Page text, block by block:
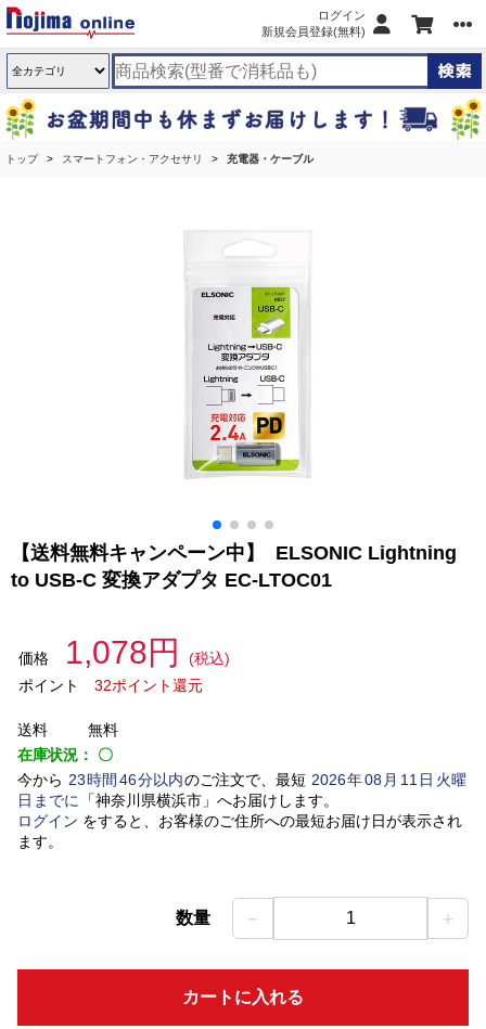
ログイン
新規会員登録(無料)
トップ スマートフォン・アクセサリ 充電器・ケーブル
【送料無料キャンペーン中】 ELSONIC Lightning
to USB‐C 変換アダプタ EC-LTOC01
価格 1,078円
(税込)
ポイント
32ポイント還元
送料
無料
在庫状況： 〇
今から 23時間 46分以内のご注文で、最短 2026年08 月 11 日火曜
日 までに 「神奈川県横浜市」 へお届けします。
ログイン をすると、お客様のご住所への最短お届け日が表示され
ます。
数量 － 1 ＋
カートに入れる